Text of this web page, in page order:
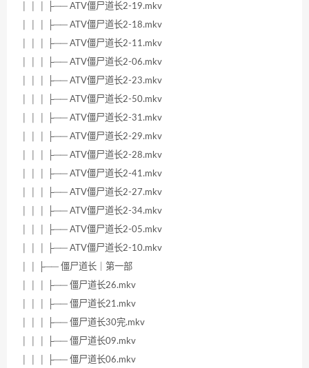
│ │ │ ├── ATV僵尸道长2-19.mkv
│ │ │ ├── ATV僵尸道长2-18.mkv
│ │ │ ├── ATV僵尸道长2-11.mkv
│ │ │ ├── ATV僵尸道长2-06.mkv
│ │ │ ├── ATV僵尸道长2-23.mkv
│ │ │ ├── ATV僵尸道长2-50.mkv
│ │ │ ├── ATV僵尸道长2-31.mkv
│ │ │ ├── ATV僵尸道长2-29.mkv
│ │ │ ├── ATV僵尸道长2-28.mkv
│ │ │ ├── ATV僵尸道长2-41.mkv
│ │ │ ├── ATV僵尸道长2-27.mkv
│ │ │ ├── ATV僵尸道长2-34.mkv
│ │ │ ├── ATV僵尸道长2-05.mkv
│ │ │ ├── ATV僵尸道长2-10.mkv
│ │ ├── 僵尸道长｜第一部
│ │ │ ├── 僵尸道长26.mkv
│ │ │ ├── 僵尸道长21.mkv
│ │ │ ├── 僵尸道长30完.mkv
│ │ │ ├── 僵尸道长09.mkv
│ │ │ ├── 僵尸道长06.mkv